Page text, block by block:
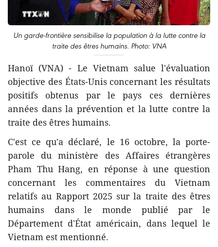
Un garde-frontière sensibilise la population à la lutte contre la
traite des êtres humains. Photo: VNA
Hanoï (VNA) - Le Vietnam salue l'évaluation
objective des États-Unis concernant les résultats
positifs obtenus par le pays ces dernières
années dans la prévention et la lutte contre la
traite des êtres humains.
C'est ce qu'a déclaré, le 16 octobre, la porte-
parole du ministère des Affaires étrangères
Pham Thu Hang, en réponse à une question
concernant les commentaires du Vietnam
relatifs au Rapport 2025 sur la traite des êtres
humains dans le monde publié par le
Département d'État américain, dans lequel le
Vietnam est mentionné.